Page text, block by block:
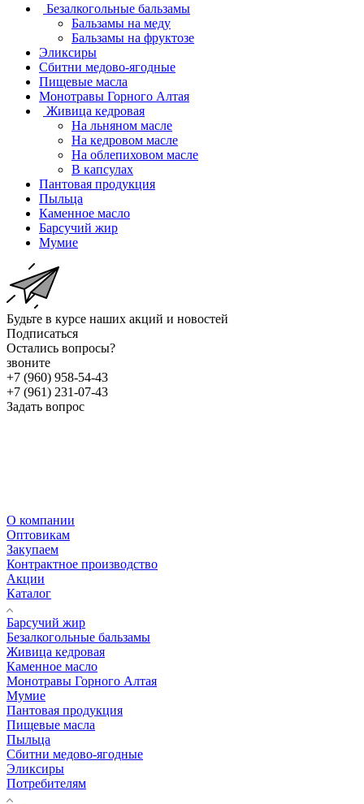
Безалкогольные бальзамы
Бальзамы на меду
Бальзамы на фруктозе
Эликсиры
Сбитни медово-ягодные
Пищевые масла
Монотравы Горного Алтая
Живица кедровая
На льняном масле
На кедровом масле
На облепиховом масле
В капсулах
Пантовая продукция
Пыльца
Каменное масло
Барсучий жир
Мумие
Будьте в курсе наших акций и новостей
Подписаться
Остались вопросы?
звоните
+7 (960) 958-54-43
+7 (961) 231-07-43
Задать вопрос
О компании
Оптовикам
Закупаем
Контрактное производство
Акции
Каталог
Барсучий жир
Безалкогольные бальзамы
Живица кедровая
Каменное масло
Монотравы Горного Алтая
Мумие
Пантовая продукция
Пищевые масла
Пыльца
Сбитни медово-ягодные
Эликсиры
Потребителям